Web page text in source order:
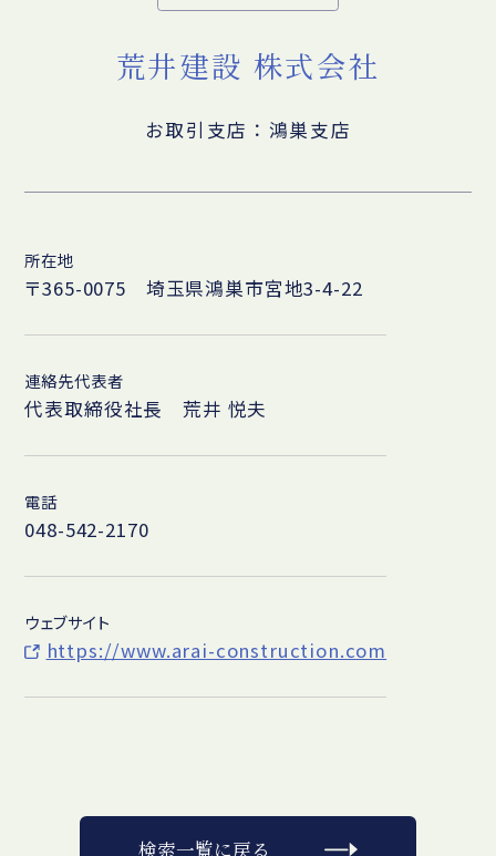
荒井建設 株式会社
お取引支店：鴻巣支店
所在地
〒365-0075 埼玉県鴻巣市宮地3-4-22
連絡先代表者
代表取締役社長 荒井 悦夫
電話
048-542-2170
ウェブサイト
https://www.arai-construction.com
検索一覧に戻る